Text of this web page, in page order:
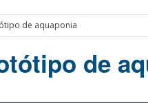
de aquaponia
de